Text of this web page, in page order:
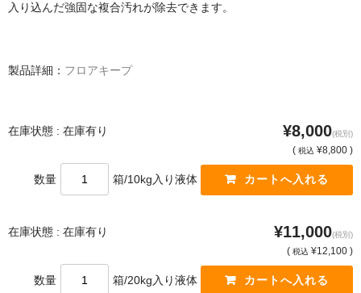
入り込んだ強固な複合汚れが除去できます。
製品詳細： フロアキープ
在庫状態 : 在庫有り ¥8,000(税別)
( 税込 ¥8,800 )
数量 箱/10kg入り液体
在庫状態 : 在庫有り ¥11,000(税別)
( 税込 ¥12,100 )
数量 箱/20kg入り液体